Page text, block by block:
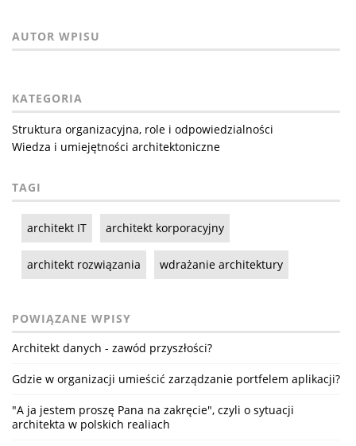
KATEGORIA
Struktura organizacyjna, role i odpowiedzialności
Wiedza i umiejętności architektoniczne
TAGI
architekt IT architekt korporacyjny
architekt rozwiązania wdrażanie architektury
POWIĄZANE WPISY
Architekt danych - zawód przyszłości?
Gdzie w organizacji umieścić zarządzanie portfelem aplikacji?
"A ja jestem proszę Pana na zakręcie", czyli o sytuacji
architekta w polskich realiach